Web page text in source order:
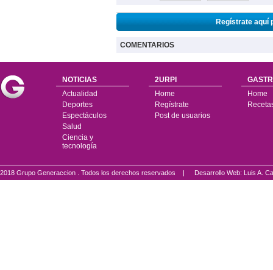
Regístrate aquí
COMENTARIOS
NOTICIAS
Actualidad
Deportes
Espectáculos
Salud
Ciencia y
tecnología
2URPI
Home
Regístrate
Post de usuarios
Home
2018 Grupo Generaccion . Todos los derechos reservados | Desarrollo Web: Luis